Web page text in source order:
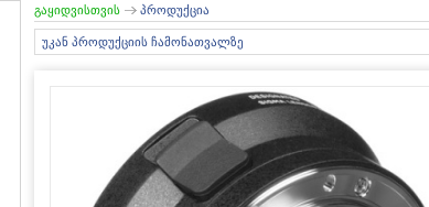
გაყიდვისთვის პროდუქცია
უკან პროდუქციის ჩამონათვალზე